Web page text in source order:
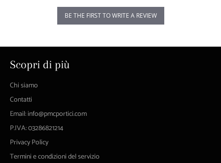
BE THE FIRST TO WRITE A REVIEW
Scopri di più
Chi siamo
Contatti
Email: info@pmcportici.com
P.IVA: 03286821214
Privacy Policy
Termini e condizioni del servizio